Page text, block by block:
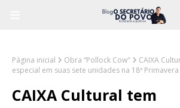
Página inicial Obra “Pollock Cow"
CAIXA
especial em suas sete unidades na 18ª
CAIXA Cultural tem